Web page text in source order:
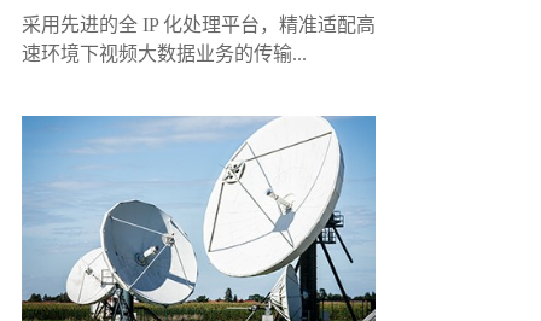
采用先进的全 IP 化处理平台，精准适配高
速环境下视频大数据业务的传输...